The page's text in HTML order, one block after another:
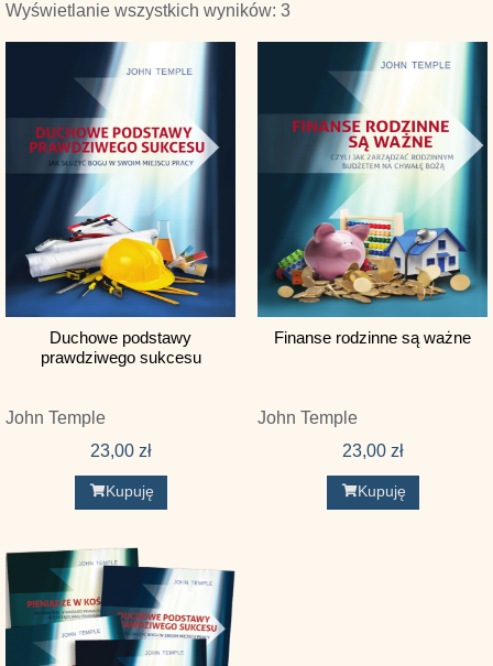
Dane Ortlund
David Helm
David Mathis
Doug Salser
George Smeaton
Gordon L. Addington
Greg Gilbert
Harrison L. Hays
Hendrik Schipper
J. Mack Stiles
Jaquelle Crowe
Jeremie Rinne
John Charles Ryle
John Fischer
John G. Reisinger
John Onwuchekwa
Wyświetlanie wszystkich wyników: 3
Duchowe podstawy
prawdziwego sukcesu
John Temple
23,00 zł
Kupuję
Finanse rodzinne są ważne
John Temple
23,00 zł
Kupuję